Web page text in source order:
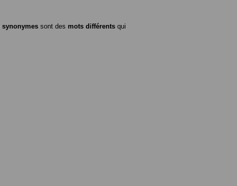
synonymes sont des mots différents qui